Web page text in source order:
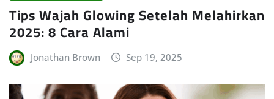
Tips Wajah Glowing Setelah Melahirkan
2025: 8 Cara Alami
Jonathan Brown Sep 19, 2025